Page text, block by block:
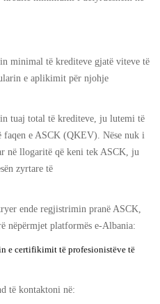
minimal të krediteve gjatë viteve të
e aplikimit për njohje
tuaj total të krediteve, ju lutemi të
faqen e ASCK (QKEV). Nëse nuk i
në llogaritë që keni tek ASCK, ju
zyrtare të
ende regjistrimin pranë ASCK,
nëpërmjet platformës e-Albania:
e certifikimit të profesionistëve të
të kontaktoni në: